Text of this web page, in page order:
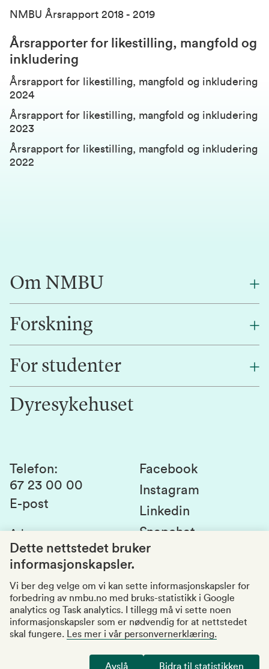
NMBU Årsrapport 2018 - 2019
Årsrapporter for likestilling, mangfold og
inkludering
Årsrapport for likestilling, mangfold og inkludering
2024
Årsrapport for likestilling, mangfold og inkludering
2023
Årsrapport for likestilling, mangfold og inkludering
2022
Om NMBU
Om oss
Alumni
Kontakt oss
Forskning
Forskning
Innovasjon
For studenter
Studentlivet
Studier og emner
Studenttinget
Si fra om avvik
Kvalitet i utdanningen
Dyresykehuset
Telefon:
67 23 00 00
E-post
Adresse:
Postboks 5003
1432 Ås
Organisasjonsnummer
969159570
Besøksadresser
Facebook
Instagram
Linkedin
Snapchat
Tilgjengelighetserklæring
Personvernerklæring
Dette nettstedet bruker
informasjonskapsler.
Vi ber deg velge om vi kan sette informasjonskapsler for
forbedring av nmbu.no med bruks-statistikk i Google
analytics og Task analytics. I tillegg må vi sette noen
informasjonskapsler som er nødvendig for at nettstedet
skal fungere.
Les mer i vår personvernerklæring.
Avslå Bidra til statistikken